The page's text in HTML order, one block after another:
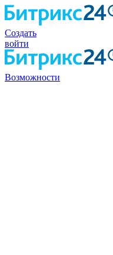
Создать
войти
Возможности